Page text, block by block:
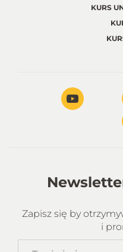
KURS
Zapisz się by otrzymywać
i